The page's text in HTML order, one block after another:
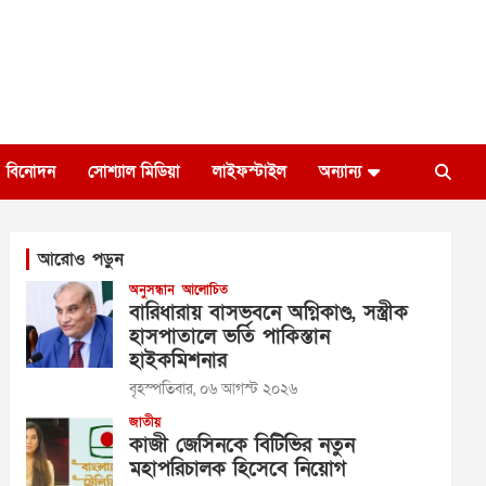
বিনোদন সোশ্যাল মিডিয়া লাইফস্টাইল অন্যান্য
আরোও পড়ুন
অনুসন্ধান আলোচিত
বারিধারায় বাসভবনে অগ্নিকাণ্ড, সস্ত্রীক
হাসপাতালে ভর্তি পাকিস্তান
হাইকমিশনার
বৃহস্পতিবার, ০৬ আগস্ট ২০২৬
জাতীয়
কাজী জেসিনকে বিটিভির নতুন
মহাপরিচালক হিসেবে নিয়োগ